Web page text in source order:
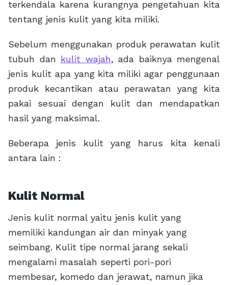
terkendala karena kurangnya pengetahuan kita
tentang jenis kulit yang kita miliki.
Sebelum menggunakan produk perawatan kulit
tubuh dan kulit wajah, ada baiknya mengenal
jenis kulit apa yang kita miliki agar penggunaan
produk kecantikan atau perawatan yang kita
pakai sesuai dengan kulit dan mendapatkan
hasil yang maksimal.
Beberapa jenis kulit yang harus kita kenali
antara lain :
Kulit Normal
Jenis kulit normal yaitu jenis kulit yang
memiliki kandungan air dan minyak yang
seimbang. Kulit tipe normal jarang sekali
mengalami masalah seperti pori-pori
membesar, komedo dan jerawat, namun jika